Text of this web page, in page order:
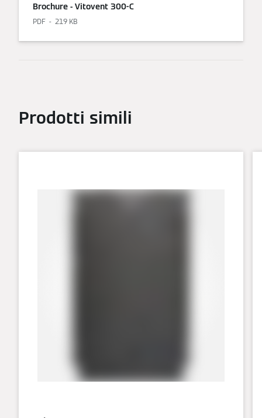
Brochure - Vitovent 300-C
PDF 219 KB
Prodotti simili